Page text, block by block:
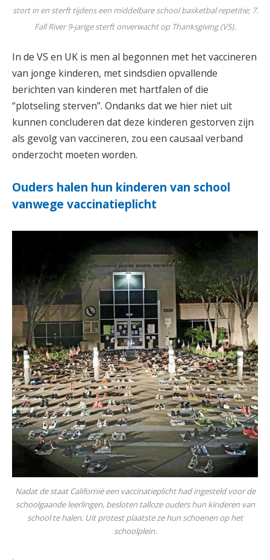
stort in en sterft tijdens een middelbare school basketbal repetitie; 7.
Fall River 9-jarige sterft onverwacht op Thanksgiving (VS).
In de VS en UK is men al begonnen met het vaccineren
van jonge kinderen, met sindsdien opvallende
berichten van kinderen met hartfalen of die
“plotseling sterven”. Ondanks dat we hier niet uit
kunnen concluderen dat deze kinderen gestorven zijn
als gevolg van vaccineren, zou een causaal verband
onderzocht moeten worden.
Ouders halen hun kinderen van school
vanwege vaccinatieplicht
Nadat de staat Californië een vaccinatieplicht had ingesteld voor de
schoolgaande leerlingen, besloten talloze ouders hun kinderen van
school te halen. Uit protest plaatste ze hun schoenen op het
schoolplein.